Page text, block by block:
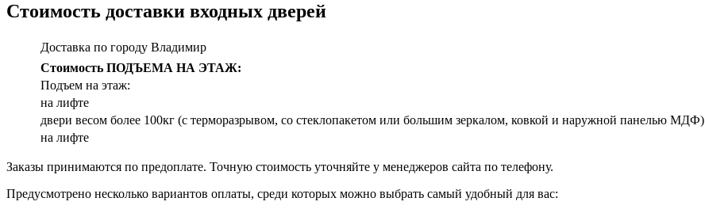
Стоимость доставки входных дверей
Доставка по городу Владимир
Стоимость ПОДЪЕМА НА ЭТАЖ:
Подъем на этаж:
на лифте
двери весом более 100кг (с терморазрывом, со стеклопакетом или большим зеркалом, ковкой и наружной панелью МДФ)
на лифте
Заказы принимаются по предоплате. Точную стоимость уточняйте у менеджеров сайта по телефону.
Предусмотрено несколько вариантов оплаты, среди которых можно выбрать самый удобный для вас: